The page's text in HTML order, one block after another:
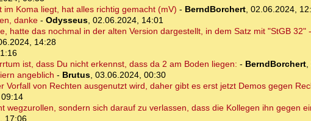
Koma liegt, hat alles richtig gemacht (mV) - BerndBorchert, 02.06.2024,
danke- Odysseus, 02.06.2024, 14:01
hatte das nochmal in der alten Version dargestellt, in dem Satz mit "StGB 32"
14:28
ist, dass Du nicht erkennst, dass da 2 am Boden liegen: - BerndBorchert,
angeblich - Brutus, 03.06.2024, 00:30
Vorfall von Rechten ausgenutzt wird, daher gibt es erst jetzt Demos gegen
wegzurollen, sondern sich darauf zu verlassen, dass die Kollegen ihn gegen
17:06